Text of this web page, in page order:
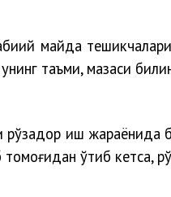
майда
таъми, мазаси
рўзадор иш жараёнида
ўтиб кетса,